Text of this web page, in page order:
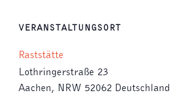
VERANSTALTUNGSORT
Raststätte
Lothringerstraße 23
Aachen, NRW 52062 Deutschland